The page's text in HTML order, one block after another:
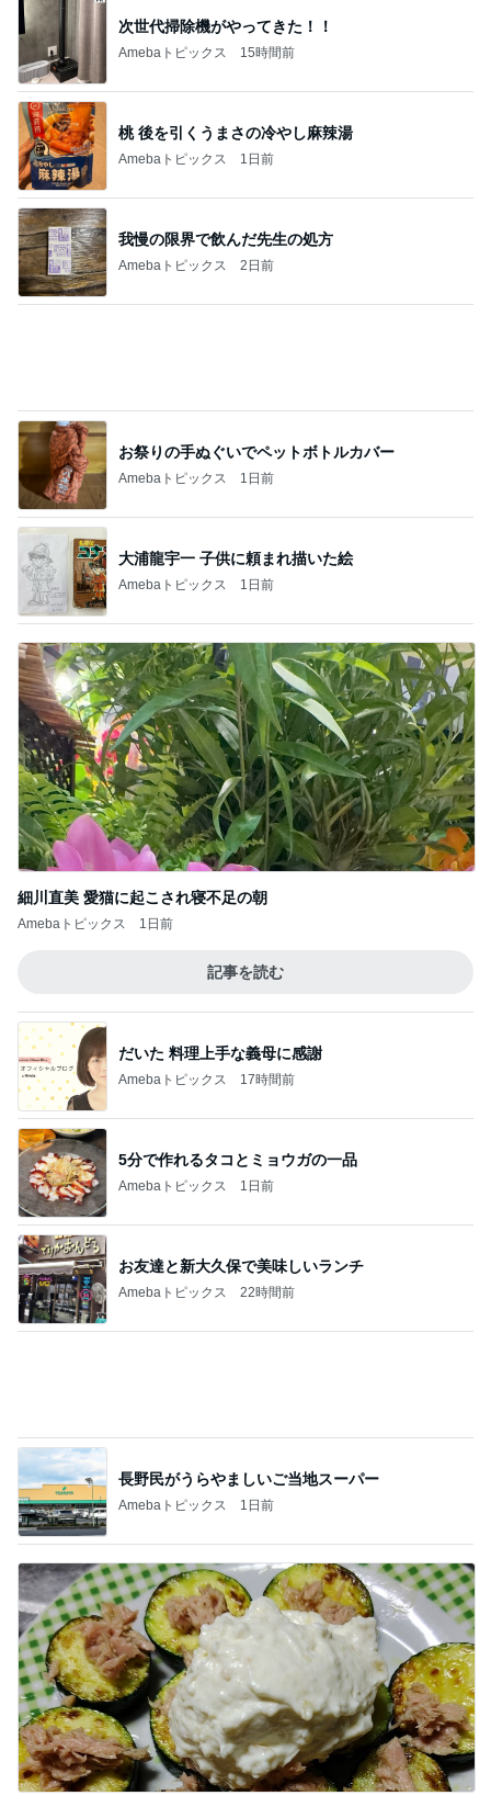
次世代掃除機がやってきた！！
Amebaトピックス 15時間前
桃 後を引くうまさの冷やし麻辣湯
Amebaトピックス 1日前
我慢の限界で飲んだ先生の処方
Amebaトピックス 2日前
お祭りの手ぬぐいでペットボトルカバー
Amebaトピックス 1日前
大浦龍宇一 子供に頼まれ描いた絵
Amebaトピックス 1日前
細川直美 愛猫に起こされ寝不足の朝
Amebaトピックス 1日前
記事を読む
だいた 料理上手な義母に感謝
Amebaトピックス 17時間前
5分で作れるタコとミョウガの一品
Amebaトピックス 1日前
お友達と新大久保で美味しいランチ
Amebaトピックス 22時間前
長野民がうらやましいご当地スーパー
Amebaトピックス 1日前